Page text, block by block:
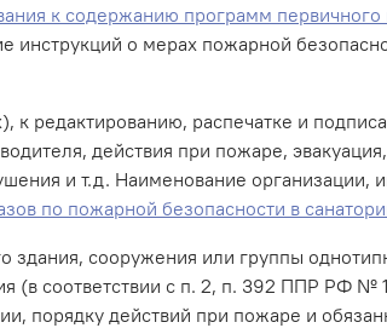
к содержанию программ первичного
инструкций о мерах пожарной
редактированию, распечатке и
действия при пожаре,
и т.д. Наименование организации,
по пожарной безопасности в
здания, сооружения или группы
(в соответствии с п. 2, п. 392 ППР РФ
порядку действий при пожаре и